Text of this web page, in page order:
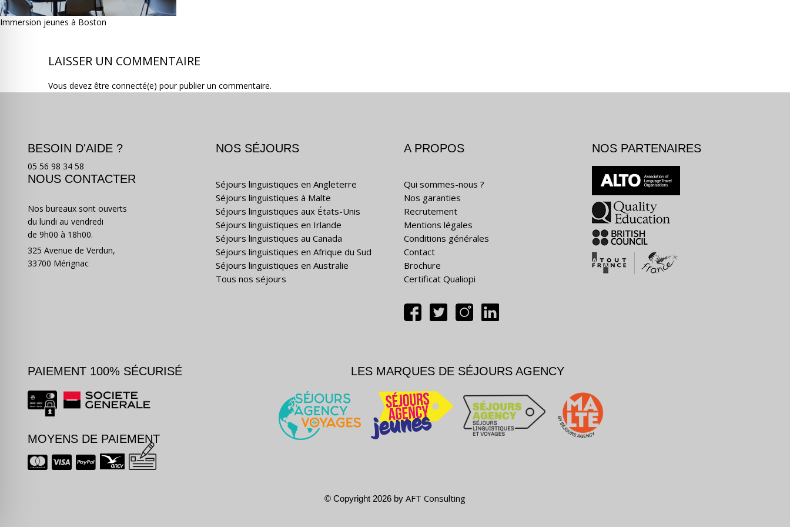
Immersion jeunes à Boston
LAISSER UN COMMENTAIRE
Vous devez être connecté(e) pour publier un commentaire.
BESOIN D'AIDE ?
05 56 98 34 58
NOUS CONTACTER
Nos bureaux sont ouverts
du lundi au vendredi
de 9h00 à 18h00.
325 Avenue de Verdun,
33700 Mérignac
NOS SÉJOURS
Séjours linguistiques en Angleterre
Séjours linguistiques à Malte
Séjours linguistiques aux États-Unis
Séjours linguistiques en Irlande
Séjours linguistiques au Canada
Séjours linguistiques en Afrique du Sud
Séjours linguistiques en Australie
Tous nos séjours
A PROPOS
Qui sommes-nous ?
Nos garanties
Recrutement
Mentions légales
Conditions générales
Contact
Brochure
Certificat Qualiopi
NOS PARTENAIRES
PAIEMENT 100% SÉCURISÉ
MOYENS DE PAIEMENT
LES MARQUES DE SÉJOURS AGENCY
© Copyright 2026 by AFT Consulting